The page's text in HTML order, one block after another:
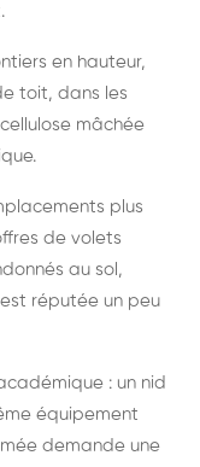
en hauteur,
toit, dans les
mâchée
plus
de volets
au sol,
réputée un peu
: un nid
équipement
demande une